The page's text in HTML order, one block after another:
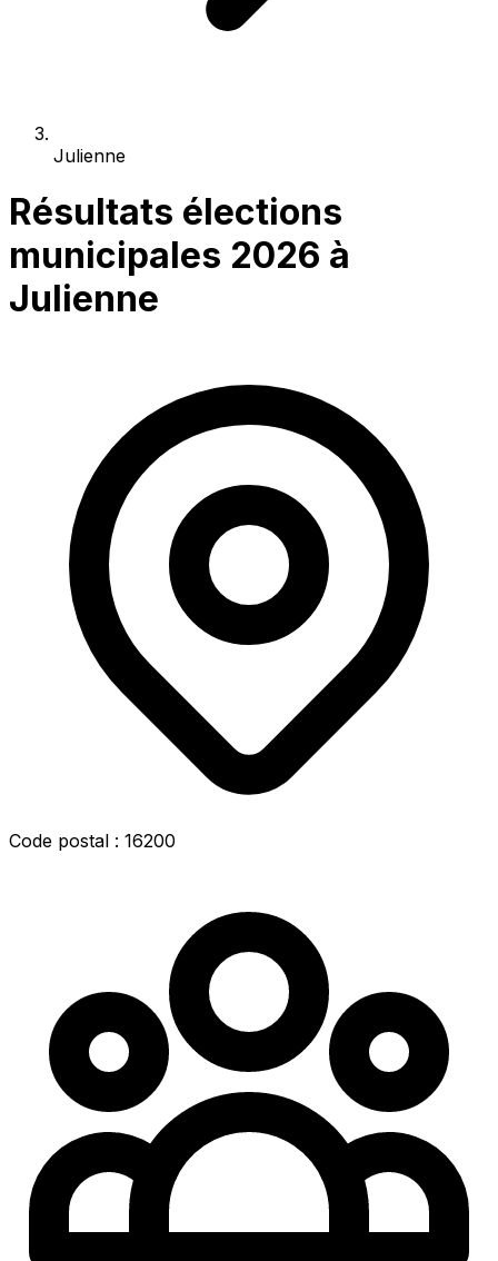
Julienne
Résultats élections
municipales 2026 à
Julienne
Code postal : 16200